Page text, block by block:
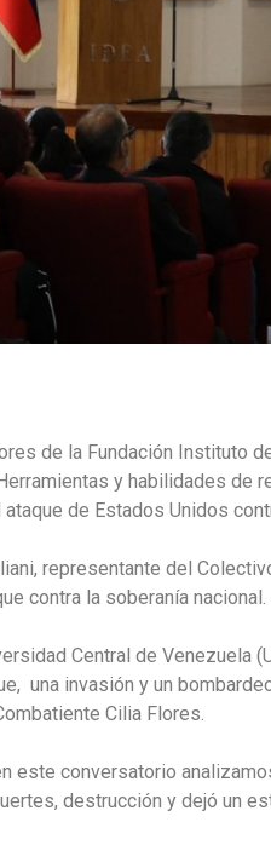
de la Fundación Instituto
y habilidades
de Estados Unidos
representante del
contra la soberanía nacional.
Central de Venezuela
una invasión y un
Cilia Flores.
este conversatorio
destrucción y dejó un